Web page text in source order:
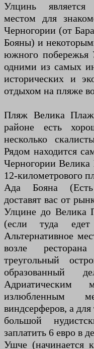
Улцинь является
местом для
Черногории (от
Бояны) и
южного побережья
одними из самых
исторических и
отдыхом на пляже
Пляж Велика
районе есть
несколько
Рядом находится
Черногории
12-километрового
Ада Бояна (Есть
доставят вас от
Улцине до Велика
(если туда
Альтернативное
возле
треугольный
образованный
Адриатическим
излюбленным
виндсерферов, а для
большой
заплатить 6 евро в
Ушче (начинается